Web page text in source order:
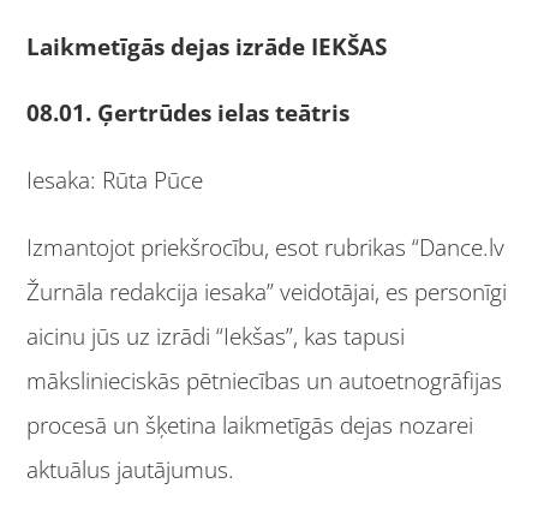
Laikmetīgās dejas izrāde IEKŠAS
08.01. Ģertrūdes ielas teātris
Iesaka: Rūta Pūce
Izmantojot priekšrocību, esot rubrikas “Dance.lv
Žurnāla redakcija iesaka” veidotājai, es personīgi
aicinu jūs uz izrādi “Iekšas”, kas tapusi
mākslinieciskās pētniecības un autoetnogrāfijas
procesā un šķetina laikmetīgās dejas nozarei
aktuālus jautājumus.